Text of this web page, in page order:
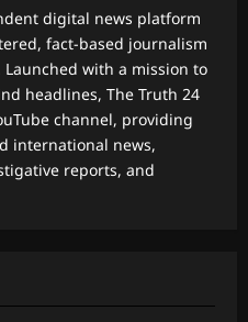
digital news platform
fact-based journalism
with a mission to
headlines, The Truth 24
channel, providing
international news,
reports, and